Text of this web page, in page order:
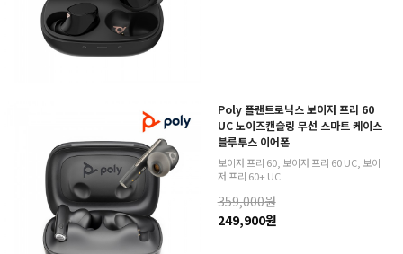
Poly 플랜트로닉스 보이저 프리 60
UC 노이즈캔슬링 무선 스마트 케이스
블루투스 이어폰
보이저 프리 60, 보이저 프리 60 UC, 보이
저 프리 60+ UC
359,000원
249,900원